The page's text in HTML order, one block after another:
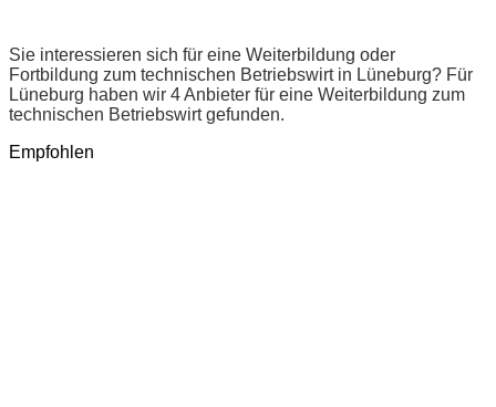
Sie interessieren sich für eine Weiterbildung oder
Fortbildung zum technischen Betriebswirt in Lüneburg? Für
Lüneburg haben wir 4 Anbieter für eine Weiterbildung zum
technischen Betriebswirt gefunden.
Empfohlen